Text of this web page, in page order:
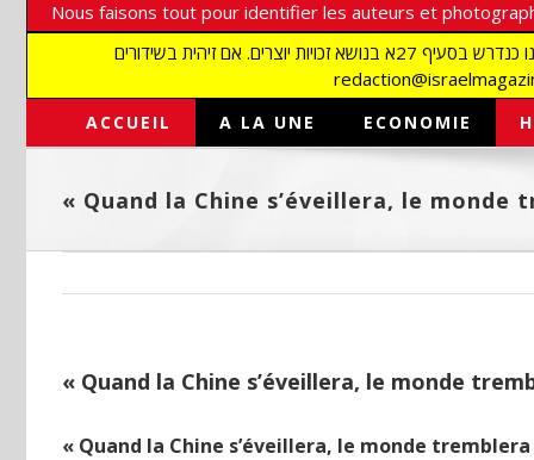
Nous faisons tout pour identifier les auteurs et
אנו עושים הכל כדי לזהות סופרים וצלמים על מנת לכבד את זכויותיהם. אנו מכבדים זכויות יוצרים ושואפים לאתר את בעלי הזכויות בתמונות המגיעות אלינו כנדרש בסעיף 27א בנושא זכויות יוצרים. אם זיהית בשידורים
ACCUEIL A LA UNE ECONOMIE
« Quand la Chine s’éveillera, le monde
« Quand la Chine s’éveillera, le monde
« Quand la Chine s’éveillera, le monde tremblera